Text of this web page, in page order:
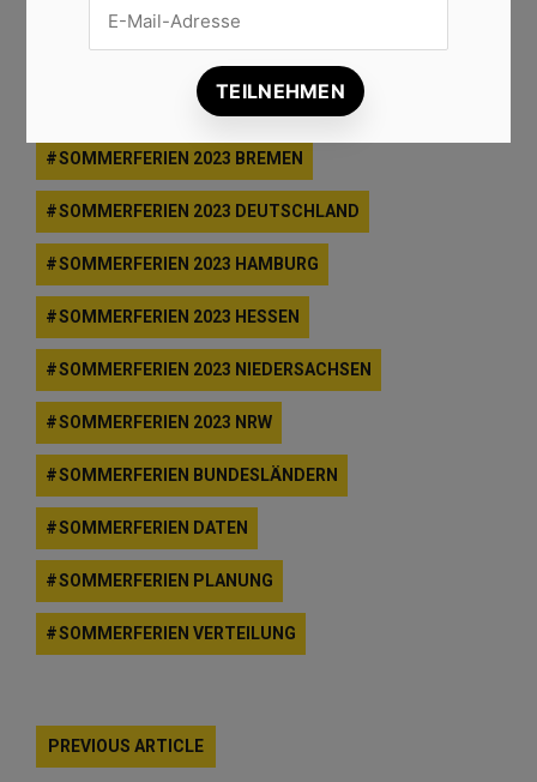
SOMMERFERIEN 2023 BERLIN
SOMMERFERIEN 2023 BRANDENBURG
SOMMERFERIEN 2023 BREMEN
SOMMERFERIEN 2023 DEUTSCHLAND
SOMMERFERIEN 2023 HAMBURG
SOMMERFERIEN 2023 HESSEN
SOMMERFERIEN 2023 NIEDERSACHSEN
SOMMERFERIEN 2023 NRW
SOMMERFERIEN BUNDESLÄNDERN
SOMMERFERIEN DATEN
SOMMERFERIEN PLANUNG
SOMMERFERIEN VERTEILUNG
PREVIOUS ARTICLE